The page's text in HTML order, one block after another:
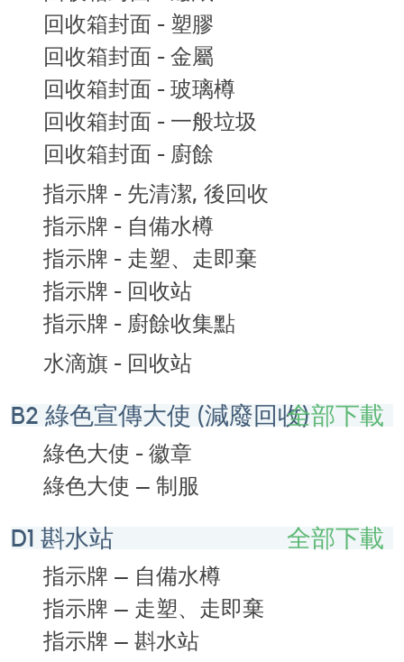
回收箱封面 - 塑膠
回收箱封面 - 金屬
回收箱封面 - 玻璃樽
回收箱封面 - 一般垃圾
回收箱封面 - 廚餘
指示牌 - 先清潔, 後回收
指示牌 - 自備水樽
指示牌 - 走塑、走即棄
指示牌 - 回收站
指示牌 - 廚餘收集點
水滴旗 - 回收站
B2 綠色宣傳大使 (減廢回收)全部下載
綠色大使 - 徽章
綠色大使 – 制服
D1 斟水站 全部下載
指示牌 – 自備水樽
指示牌 – 走塑、走即棄
指示牌 – 斟水站